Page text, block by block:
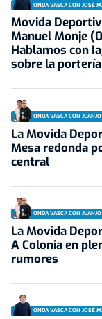
ONDA VASCA CON JOSÉ
Movida
Manuel Monje
Hablamos con
sobre la
ONDA VASCA CON
La Movida
Mesa redonda
central
ONDA VASCA CON
La Movida
A Colonia en
rumores
ONDA VASCA CON JOSÉ